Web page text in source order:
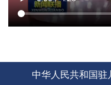
中华人民共和国驻